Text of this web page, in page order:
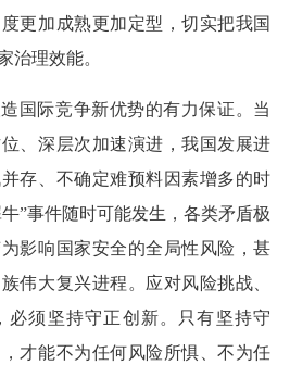
更加成熟更加定型，切实把我国
治理效能。
国际竞争新优势的有力保证。当
、深层次加速演进，我国发展进
存、不确定难预料因素增多的时
”事件随时可能发生，各类矛盾极
影响国家安全的全局性风险，甚
伟大复兴进程。应对风险挑战、
必须坚持守正创新。只有坚持守
才能不为任何风险所惧、不为任